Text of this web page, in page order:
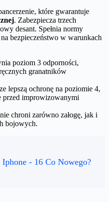
które gwarantuje
. Zabezpiecza trzech
desant. Spełnia normy
na bezpieczeństwo w warunkach
poziom 3 odporności,
granatników
lepszą ochronę na poziomie 4,
przed improwizowanymi
chroni zarówno załogę, jak i
bojowych.
- 16 Co Nowego?